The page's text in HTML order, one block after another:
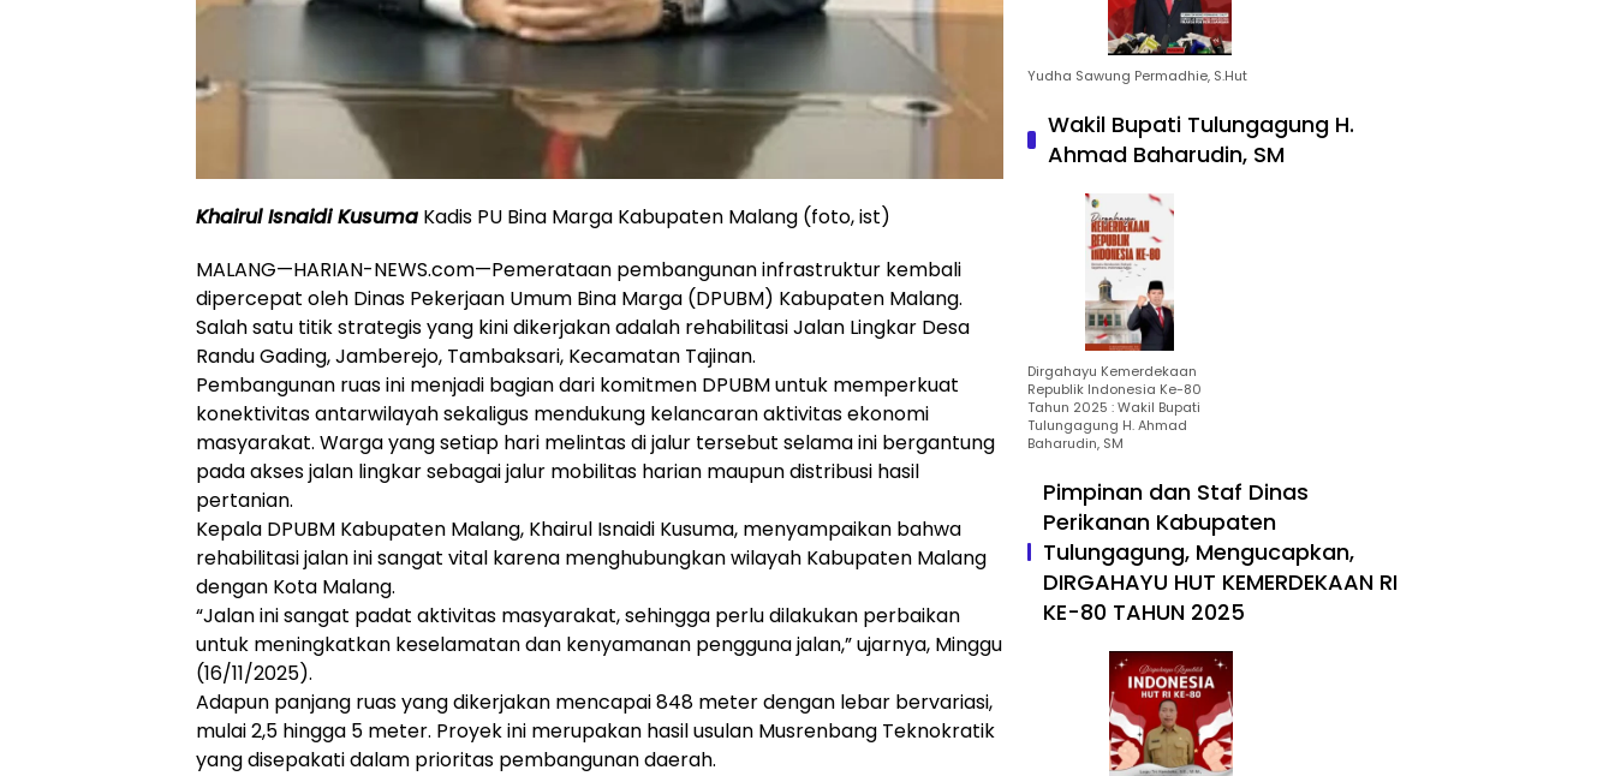
Khairul Isnaidi Kusuma Kadis PU Bina Marga Kabupaten Malang (foto, ist)
MALANG—HARIAN-NEWS.com—Pemerataan pembangunan infrastruktur kembali
dipercepat oleh Dinas Pekerjaan Umum Bina Marga (DPUBM) Kabupaten Malang.
Salah satu titik strategis yang kini dikerjakan adalah rehabilitasi Jalan Lingkar Desa
Randu Gading, Jamberejo, Tambaksari, Kecamatan Tajinan.
Pembangunan ruas ini menjadi bagian dari komitmen DPUBM untuk memperkuat
konektivitas antarwilayah sekaligus mendukung kelancaran aktivitas ekonomi
masyarakat. Warga yang setiap hari melintas di jalur tersebut selama ini bergantung
pada akses jalan lingkar sebagai jalur mobilitas harian maupun distribusi hasil
pertanian.
Kepala DPUBM Kabupaten Malang, Khairul Isnaidi Kusuma, menyampaikan bahwa
rehabilitasi jalan ini sangat vital karena menghubungkan wilayah Kabupaten Malang
dengan Kota Malang.
“Jalan ini sangat padat aktivitas masyarakat, sehingga perlu dilakukan perbaikan
untuk meningkatkan keselamatan dan kenyamanan pengguna jalan,” ujarnya, Minggu
(16/11/2025).
Adapun panjang ruas yang dikerjakan mencapai 848 meter dengan lebar bervariasi,
mulai 2,5 hingga 5 meter. Proyek ini merupakan hasil usulan Musrenbang Teknokratik
yang disepakati dalam prioritas pembangunan daerah.
Yudha Sawung Permadhie, S.Hut
Wakil Bupati Tulungagung H.
Ahmad Baharudin, SM
Dirgahayu Kemerdekaan
Republik Indonesia Ke-80
Tahun 2025 : Wakil Bupati
Tulungagung H. Ahmad
Baharudin, SM
Pimpinan dan Staf Dinas
Perikanan Kabupaten
Tulungagung, Mengucapkan,
DIRGAHAYU HUT KEMERDEKAAN RI
KE-80 TAHUN 2025